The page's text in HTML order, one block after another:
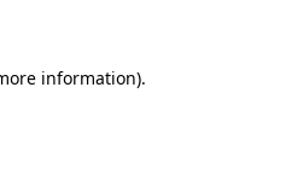
information).